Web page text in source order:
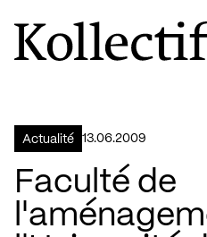
Aller à la page d'accueil
Logo Kollectif
Actualité 13.06.2009
Faculté de